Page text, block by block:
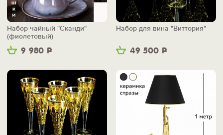
9 980 Р
Набор чайный "Сканди"
(фиолетовый)
49 500 Р
Набор для вина "Виттория"